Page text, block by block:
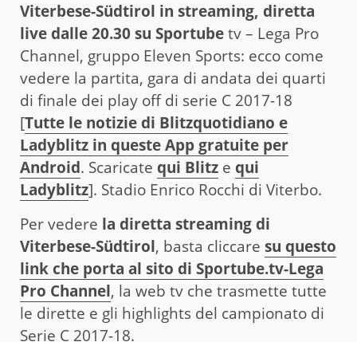
Viterbese-Südtirol in streaming, diretta
live dalle 20.30 su Sportubetv – Lega Pro
Channel, gruppo Eleven Sports: ecco come
vedere la partita, gara di andata dei quarti
di finale dei play off di serie C 2017-18
[Tutte le notizie di Blitzquotidiano e
Ladyblitz in queste App gratuite per
Android. Scaricate qui Blitz e qui
Ladyblitz]. Stadio Enrico Rocchi di Viterbo.
Per vedere la diretta streaming di
Viterbese-Südtirol, basta cliccare su questo
link che porta al sito di Sportube.tv-Lega
Pro Channel, la web tv che trasmette tutte
le dirette e gli highlights del campionato di
Serie C 2017-18.